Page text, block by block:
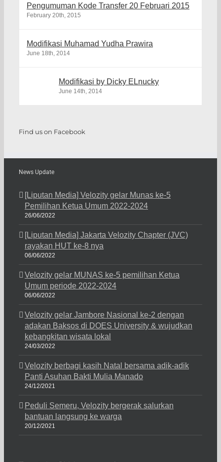
Pengumuman Kode Transfer 20 Februari 2015
February 20th, 2015
Modifikasi Muhamad Yudha Prawira
June 18th, 2014
Modifikasi by Dicky ELnucky
June 14th, 2014
Find us on Facebook
News Update
[Liputan Media] Velozity gelar Munas ke-5
Pemilihan Ketua Umum 2022-2024
26/06/2022
[Liputan Media] Jakarta Velozity Chapter (JVC)
rayakan HUT ke-8 nya
06/06/2022
Velozity gelar MUNAS ke-5 pemilihan Ketua
Umum periode 2022-2024
06/06/2022
Velozity gelar Jambore Nasional ke-2 dengan
adakan Baksos di DOES University & wujudkan
kebangkitan wisata lokal
24/03/2022
Velozity berbagi kasih Natal bersama adik-adik
Panti Asuhan Bakti Mulia Manado
24/12/2021
Peduli Semeru, Velozity bergerak salurkan
bantuan langsung ke warga
20/12/2021